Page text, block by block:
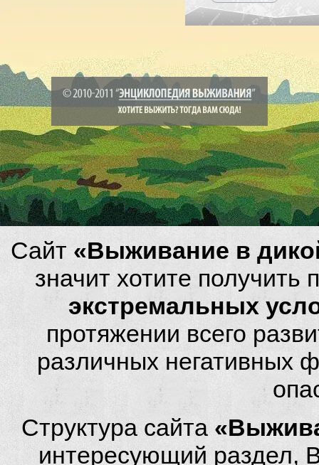
Сайт «Выживание в
значит хотите
экстремальных
протяжении всего
различных негативных
Структура сайта
интересующий раздел,